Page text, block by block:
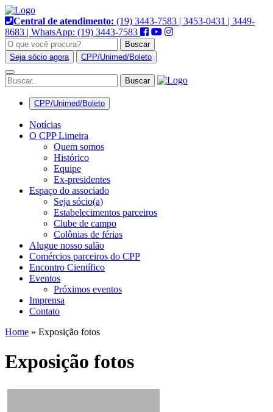
Pular
para
o
conteúdo
Central de atendimento: (19) 3443-7583 | 3453-0431 | 3449-
8683 | WhatsApp: (19) 3443-7583
Buscar
Seja sócio agora
CPP/Unimed/Boleto
Alternar
navegação
CPP/Unimed/Boleto
Notícias
O CPP Limeira
Quem somos
Histórico
Equipe
Ex-presidentes
Espaço do associado
Seja sócio(a)
Estabelecimentos parceiros
Clube de campo
Colônias de férias
Alugue nosso salão
Comércios parceiros do CPP
Encontro Científico
Eventos
Próximos eventos
Imprensa
Contato
Home » Exposição fotos
Exposição fotos